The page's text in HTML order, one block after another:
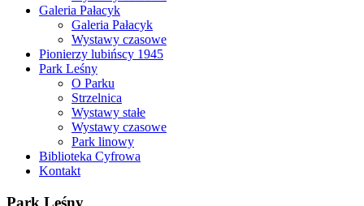
Galeria Pałacyk
Galeria Pałacyk
Wystawy czasowe
Pionierzy lubińscy 1945
Park Leśny
O Parku
Strzelnica
Wystawy stałe
Wystawy czasowe
Park linowy
Biblioteka Cyfrowa
Kontakt
Park Leśny